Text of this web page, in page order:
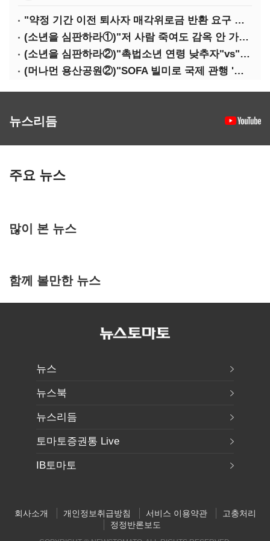
"약정 기간 이전 퇴사자 매각위로금 반환 요구 타당"
(소년을 심판하라①)"저 사람 죽여도 감옥 안 가죠"…법 비웃는 소년들
(소년을 심판하라②)"촉법소년 연령 낮추자"vs"안된다"…논쟁만 반복
(머나먼 용산공원②)"SOFA 빌미로 국제 관행 '오염자 부담원칙' 무시"
뉴스리듬
주요 뉴스
많이 본 뉴스
함께 볼만한 뉴스
뉴스
뉴스북
뉴스리듬
토마토증권통 Live
IB토마토
회사소개 개인정보취급방침 서비스 이용약관
고충처리
정정반론보도